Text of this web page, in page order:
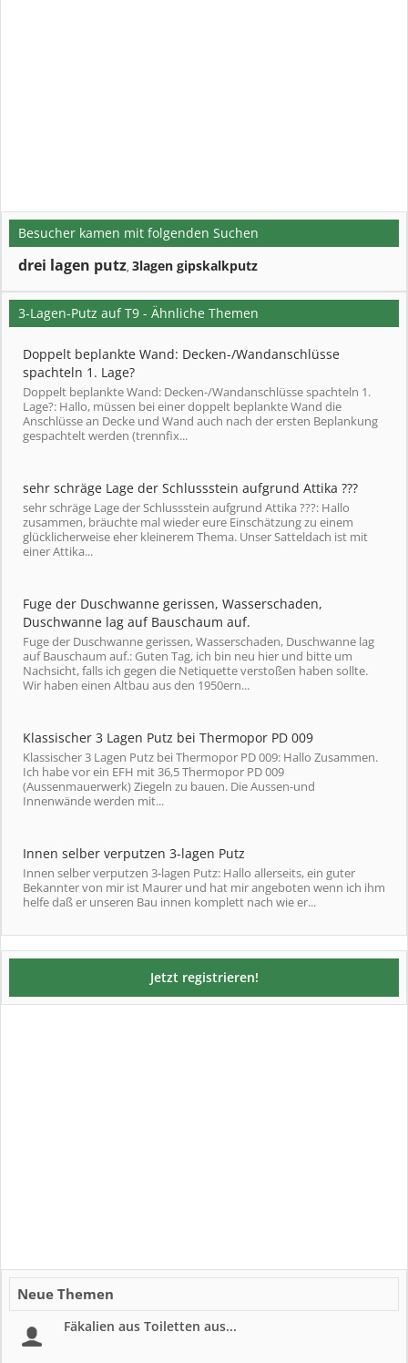
Besucher kamen mit folgenden Suchen
drei lagen putz, 3lagen gipskalkputz
3-Lagen-Putz auf T9 - Ähnliche Themen
Doppelt beplankte Wand: Decken-/Wandanschlüsse
spachteln 1. Lage?
Doppelt beplankte Wand: Decken-/Wandanschlüsse spachteln 1.
Lage?: Hallo, müssen bei einer doppelt beplankte Wand die
Anschlüsse an Decke und Wand auch nach der ersten Beplankung
gespachtelt werden (trennfix...
sehr schräge Lage der Schlussstein aufgrund Attika ???
sehr schräge Lage der Schlussstein aufgrund Attika ???: Hallo
zusammen, bräuchte mal wieder eure Einschätzung zu einem
glücklicherweise eher kleinerem Thema. Unser Satteldach ist mit
einer Attika...
Fuge der Duschwanne gerissen, Wasserschaden,
Duschwanne lag auf Bauschaum auf.
Fuge der Duschwanne gerissen, Wasserschaden, Duschwanne lag
auf Bauschaum auf.: Guten Tag, ich bin neu hier und bitte um
Nachsicht, falls ich gegen die Netiquette verstoßen haben sollte.
Wir haben einen Altbau aus den 1950ern...
Klassischer 3 Lagen Putz bei Thermopor PD 009
Klassischer 3 Lagen Putz bei Thermopor PD 009: Hallo Zusammen.
Ich habe vor ein EFH mit 36,5 Thermopor PD 009
(Aussenmauerwerk) Ziegeln zu bauen. Die Aussen-und
Innenwände werden mit...
Innen selber verputzen 3-lagen Putz
Innen selber verputzen 3-lagen Putz: Hallo allerseits, ein guter
Bekannter von mir ist Maurer und hat mir angeboten wenn ich ihm
helfe daß er unseren Bau innen komplett nach wie er...
Jetzt registrieren!
Neue Themen
Fäkalien aus Toiletten aus...